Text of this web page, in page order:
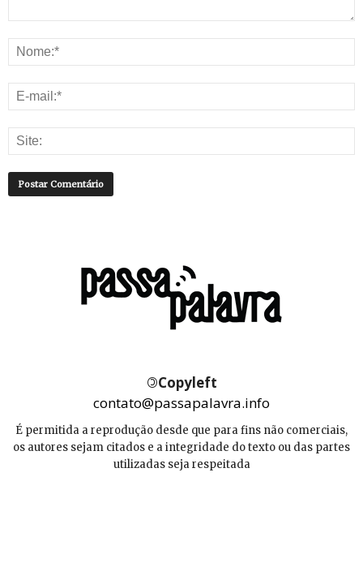
©Copyleft
contato@passapalavra.info
É permitida a reprodução desde que para fins não comerciais,
os autores sejam citados e a integridade do texto ou das partes
utilizadas seja respeitada